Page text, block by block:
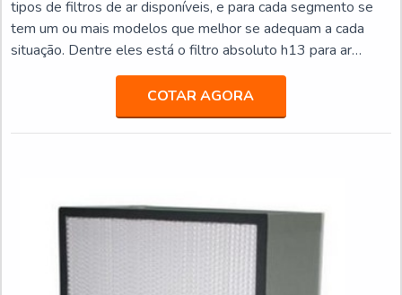
tipos de filtros de ar disponíveis, e para cada segmento se
tem um ou mais modelos que melhor se adequam a cada
situação. Dentre eles está o filtro absoluto h13 para ar
condicionado utilizados com maior frequência em salas
limpas, ambiente hospitalares, áreas industriais onde a
grande necessidade de pureza no ar, no segmento
alimentício, entre outros. É FUNDAMENTAL SABER MAIS
COTAR AGORA